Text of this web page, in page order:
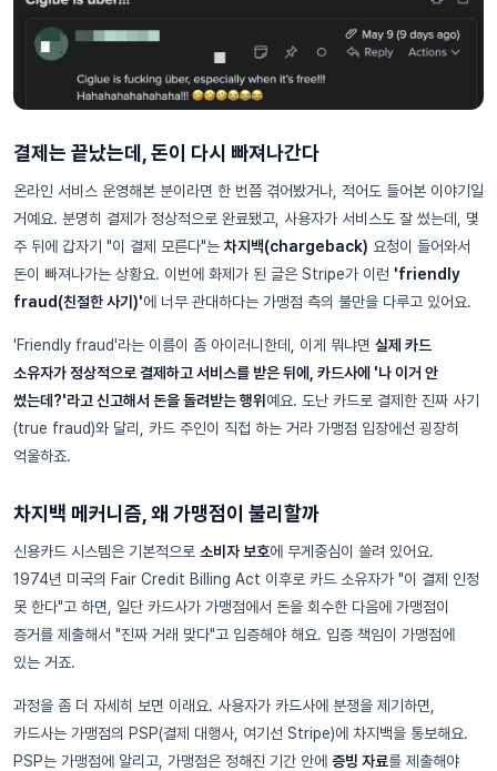
결제는 끝났는데, 돈이 다시 빠져나간다
온라인 서비스 운영해본 분이라면 한 번쯤 겪어봤거나, 적어도 들어본 이야기일
거예요. 분명히 결제가 정상적으로 완료됐고, 사용자가 서비스도 잘 썼는데, 몇
주 뒤에 갑자기 "이 결제 모른다"는 차지백(chargeback) 요청이 들어와서
돈이 빠져나가는 상황요. 이번에 화제가 된 글은 Stripe가 이런 'friendly
fraud(친절한 사기)'에 너무 관대하다는 가맹점 측의 불만을 다루고 있어요.
'Friendly fraud'라는 이름이 좀 아이러니한데, 이게 뭐냐면 실제 카드
소유자가 정상적으로 결제하고 서비스를 받은 뒤에, 카드사에 '나 이거 안
썼는데?'라고 신고해서 돈을 돌려받는 행위 예요. 도난 카드로 결제한 진짜 사기
(true fraud)와 달리, 카드 주인이 직접 하는 거라 가맹점 입장에선 굉장히
억울하죠.
차지백 메커니즘, 왜 가맹점이 불리할까
신용카드 시스템은 기본적으로 소비자 보호에 무게중심이 쏠려 있어요.
1974년 미국의 Fair Credit Billing Act 이후로 카드 소유자가 "이 결제 인정
못 한다"고 하면, 일단 카드사가 가맹점에서 돈을 회수한 다음에 가맹점이
증거를 제출해서 "진짜 거래 맞다"고 입증해야 해요. 입증 책임이 가맹점에
있는 거죠.
과정을 좀 더 자세히 보면 이래요. 사용자가 카드사에 분쟁을 제기하면,
카드사는 가맹점의 PSP(결제 대행사, 여기선 Stripe)에 차지백을 통보해요.
PSP는 가맹점에 알리고, 가맹점은 정해진 기간 안에 증빙 자료를 제출해야